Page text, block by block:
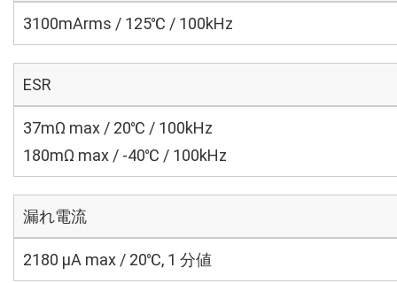
3100mArms / 125℃ / 100kHz
ESR
37mΩ max / 20℃ / 100kHz
180mΩ max / -40℃ / 100kHz
漏れ電流
2180 μA max / 20℃, 1 分値